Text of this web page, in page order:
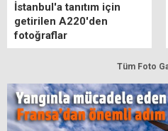
İstanbul'a tanıtım için
getirilen A220'den
fotoğraflar
Tüm Foto